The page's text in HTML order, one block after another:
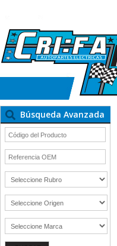
Búsqueda Avanzada